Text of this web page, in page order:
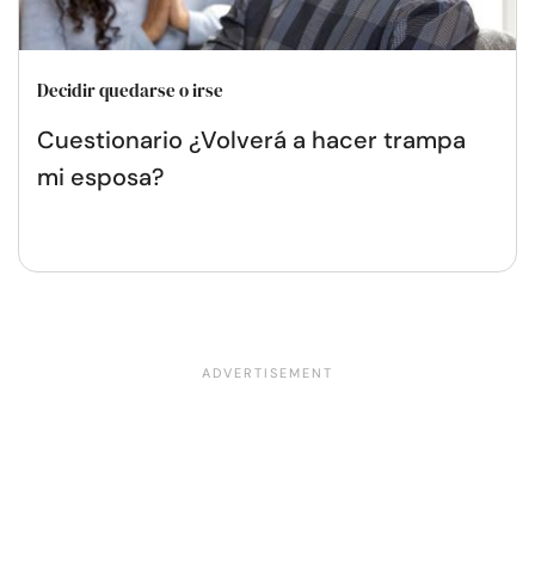
Decidir quedarse o irse
Cuestionario ¿Volverá a hacer trampa
mi esposa?